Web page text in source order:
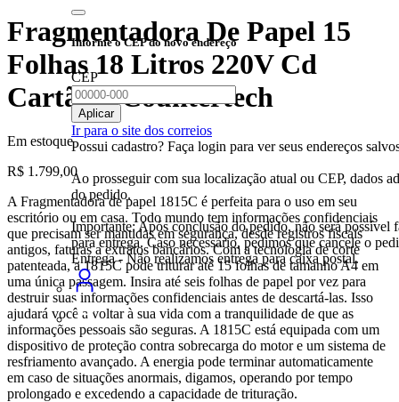
Informe o CEP do novo endereço
CEP
Aplicar
Ir para o site dos correios
Possui cadastro? Faça login para ver seus endereços
Ao prosseguir com sua localização atual ou CEP, dados
do pedido.
Importante: Após conclusão do pedido, não será possível
para entrega. Caso necessário, pedimos que cancele o
Entrega - Não realizamos entrega para caixa postal.
Fragmentadora De Papel 15
Folhas 18 Litros 220V Cd
Cartão – Countertech
Em estoque
R$ 1.799,00
A Fragmentadora de papel 1815C é perfeita para o uso em seu
escritório ou em casa. Todo mundo tem informações confidenciais
que precisam ser mantidas em segurança, desde registros fiscais
antigos, faturas a extratos bancários. Com a tecnologia de corte
patenteada, a 1815C pode triturar até 15 folhas de tamanho A4 em
uma única passagem. Insira até seis folhas de papel por vez para
destruir suas informações confidenciais antes de descartá-las. Isso
ajudará você a voltar à sua vida com a tranquilidade de que as
informações pessoais são seguras. A 1815C está equipada com um
dispositivo de proteção contra sobrecarga do motor e um sistema de
resfriamento avançado. A energia pode terminar automaticamente
em caso de situações anormais, digamos, operando por tempo
prolongado e excedendo a capacidade de trituração.